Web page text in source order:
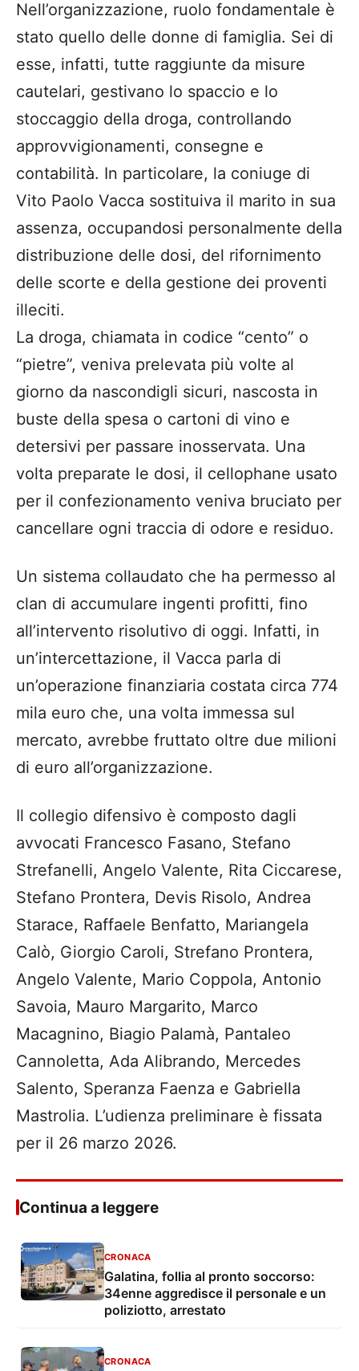
Nell’organizzazione, ruolo fondamentale è
stato quello delle donne di famiglia. Sei di
esse, infatti, tutte raggiunte da misure
cautelari, gestivano lo spaccio e lo
stoccaggio della droga, controllando
approvvigionamenti, consegne e
contabilità. In particolare, la coniuge di
Vito Paolo Vacca sostituiva il marito in sua
assenza, occupandosi personalmente della
distribuzione delle dosi, del rifornimento
delle scorte e della gestione dei proventi
illeciti.
La droga, chiamata in codice “cento” o
“pietre”, veniva prelevata più volte al
giorno da nascondigli sicuri, nascosta in
buste della spesa o cartoni di vino e
detersivi per passare inosservata. Una
volta preparate le dosi, il cellophane usato
per il confezionamento veniva bruciato per
cancellare ogni traccia di odore e residuo.
Un sistema collaudato che ha permesso al
clan di accumulare ingenti profitti, fino
all’intervento risolutivo di oggi. Infatti, in
un’intercettazione, il Vacca parla di
un’operazione finanziaria costata circa 774
mila euro che, una volta immessa sul
mercato, avrebbe fruttato oltre due milioni
di euro all’organizzazione.
Il collegio difensivo è composto dagli
avvocati Francesco Fasano, Stefano
Strefanelli, Angelo Valente, Rita Ciccarese,
Stefano Prontera, Devis Risolo, Andrea
Starace, Raffaele Benfatto, Mariangela
Calò, Giorgio Caroli, Strefano Prontera,
Angelo Valente, Mario Coppola, Antonio
Savoia, Mauro Margarito, Marco
Macagnino, Biagio Palamà, Pantaleo
Cannoletta, Ada Alibrando, Mercedes
Salento, Speranza Faenza e Gabriella
Mastrolia. L’udienza preliminare è fissata
per il 26 marzo 2026.
Continua a leggere
CRONACA
Galatina, follia al pronto soccorso:
34enne aggredisce il personale e un
poliziotto, arrestato
CRONACA